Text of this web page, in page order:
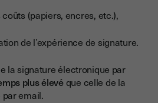
(papiers, encres, etc.),
de l’expérience de signature.
la signature électronique par
plus élevéque celle de la
email.